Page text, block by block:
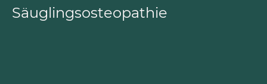
Säuglingsosteopathie